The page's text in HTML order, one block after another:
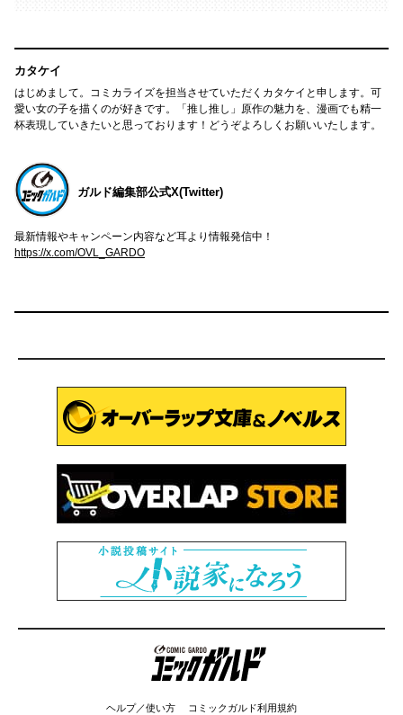
カタケイ
はじめまして。コミカライズを担当させていただくカタケイと申します。可
愛い女の子を描くのが好きです。「推し推し」原作の魅力を、漫画でも精一
杯表現していきたいと思っております！どうぞよろしくお願いいたします。
ガルド編集部公式X(Twitter)
最新情報やキャンペーン内容など耳より情報発信中！
https://x.com/OVL_GARDO
コミックガルド
ヘルプ／使い方 コミックガルド利用規約